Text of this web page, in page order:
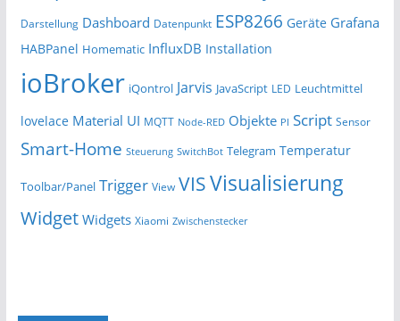
Darstellung Dashboard Datenpunkt ESP8266 Geräte Grafana
HABPanel Homematic InfluxDB Installation
ioBroker iQontrol Jarvis JavaScript LED Leuchtmittel
lovelace Material UI MQTT Node-RED Objekte PI Script Sensor
Smart-Home Steuerung SwitchBot Telegram Temperatur
Toolbar/Panel Trigger View VISVisualisierung
Widget Widgets Xiaomi Zwischenstecker